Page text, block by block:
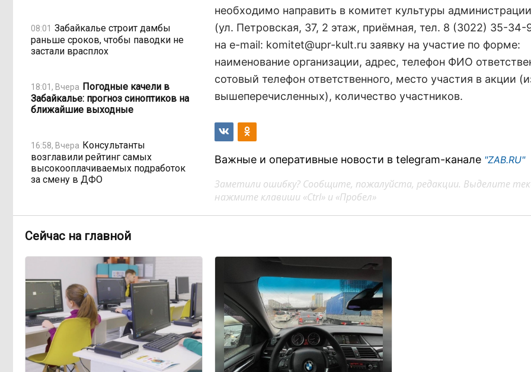
08:01 Забайкалье строит дамбы
раньше сроков, чтобы паводки не
застали врасплох
18:01, Вчера Погодные качели в
Забайкалье: прогноз синоптиков на
ближайшие выходные
16:58, Вчера Консультанты
возглавили рейтинг самых
высокооплачиваемых подработок
за смену в ДФО
15:02, Вчера
«Ждать некогда»:
просят технику, пока чиновники
13:44, Вчера Правительство РФ
легализует топливо стандарта
«Евро-2»
12:33, Вчера
Власти: Забайкалье
переживает туристический бум
необходимо направить в комитет культуры
(ул. Петровская, 37, 2 этаж, приёмная, тел. 8 (3022) 35-34-
на e-mail: komitet@upr-kult.ru заявку на участие по форме:
наименование организации, адрес, телефон ФИО
сотовый телефон ответственного, место участия в акции
вышеперечисленных), количество участников.
Важные и оперативные новости в telegram-канале "ZAB.RU"
Заметили ошибку? Сообщите, пожалуйста, редакции. Выделите
нажмите клавиши «Ctrl» и «Пробел»
Сейчас на главной